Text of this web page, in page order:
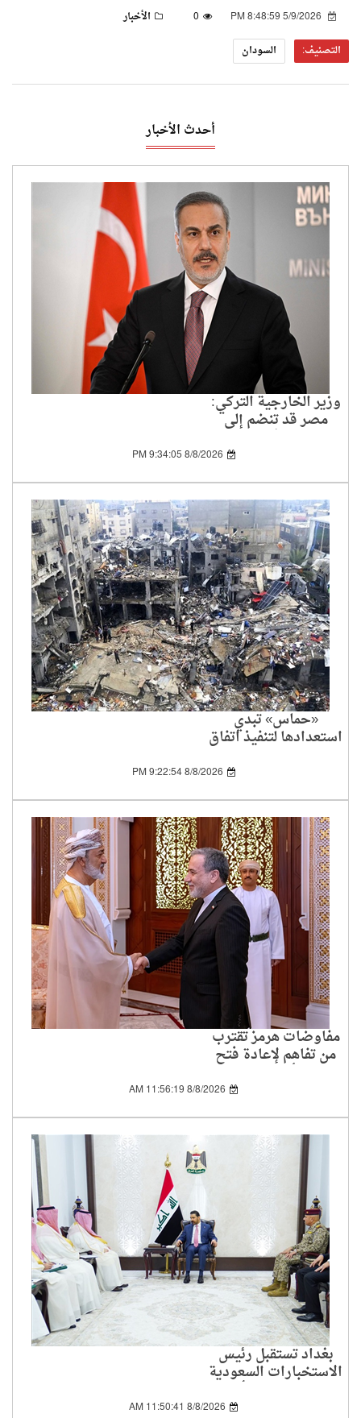
0
الأخبار
التصنيف:
السودان
أحدث الأخبار
وزير الخارجية التركي:
مصر قد تنضم إلى
اتفاقية الدفاع المشترك
بمجرد تسوية بعض8/8/2026 9:34:05 PM
«حماس» تبدي
استعدادها لتنفيذ اتفاق
بإلزام إسرائيل بالمرحلة8/8/2026 9:22:54 PM
مفاوضات هرمز تقترب
من تفاهم لإعادة فتح
الممر أمام الملاحة
8/8/2026 11:56:19 AM
بغداد تستقبل رئيس
الاستخبارات السعودية
لبحث الملفات الأمنية
8/8/2026 11:50:41 AM